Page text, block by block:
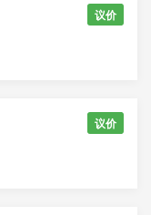
议价
议价